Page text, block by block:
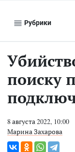
Рубрики
поиску
8 августа 2022, 10:00
Марина Захарова